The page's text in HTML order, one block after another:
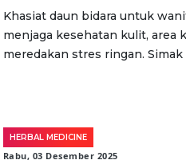
Khasiat daun bidara untuk
menjaga kesehatan kulit, area
meredakan stres ringan. Simak
HERBAL MEDICINE
Rabu, 03 Desember 2025